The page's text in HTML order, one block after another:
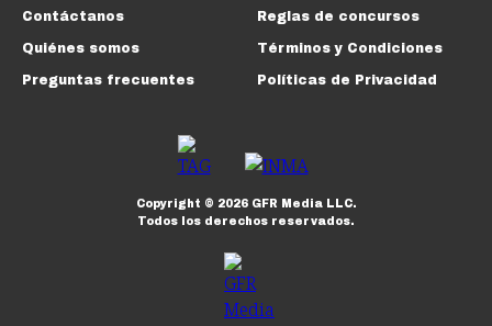
Contáctanos
Quiénes somos
Preguntas frecuentes
Reglas de concursos
Términos y Condiciones
Políticas de Privacidad
Copyright © 2026GFR Media LLC.
Todos los derechos reservados.